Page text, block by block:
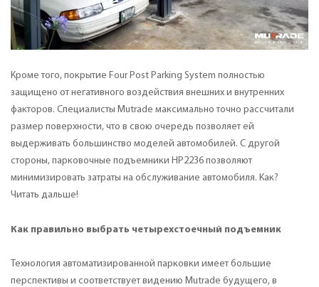
Кроме того, покрытие Four Post Parking System полностью
защищено от негативного воздействия внешних и внутренних
факторов. Специалисты Mutrade максимально точно рассчитали
размер поверхности, что в свою очередь позволяет ей
выдерживать большинство моделей автомобилей. С другой
стороны, парковочные подъемники HP2236 позволяют
минимизировать затраты на обслуживание автомобиля. Как?
Читать дальше!
Как правильно выбрать четырехстоечный подъемник
Технология автоматизированной парковки имеет большие
перспективы и соответствует видению Mutrade будущего, в